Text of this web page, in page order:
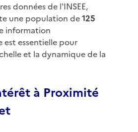
données de l'INSEE,
une population de125
information
essentielle pour
et la dynamique de la
à Proximité